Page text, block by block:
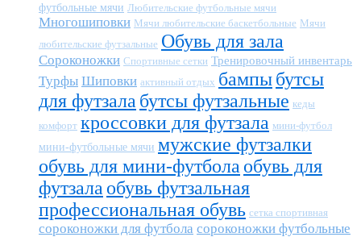
футбольные мячи Любительские футбольные мячи
Многошиповки Мячи любительские баскетбольные Мячи
любительские футзальные Обувь для зала
Сороконожки Спортивные сетки Тренировочный инвентарь
Турфы Шиповки активный отдых бампыбутсы
для футзала бутсы футзальные кеды
комфорт кроссовки для футзала мини-футбол
мини-футбольные мячи мужские футзалки
обувь для мини-футбола обувь для
футзала обувь футзальная
профессиональная обувь сетка спортивная
сороконожки для футбола сороконожки футбольные